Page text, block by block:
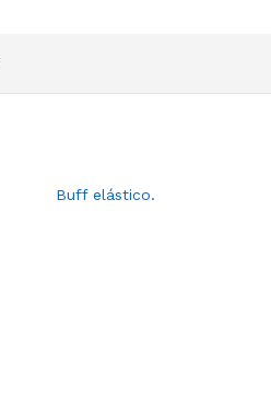
Buff elástico.